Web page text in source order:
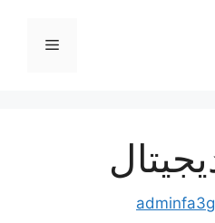
فهرست